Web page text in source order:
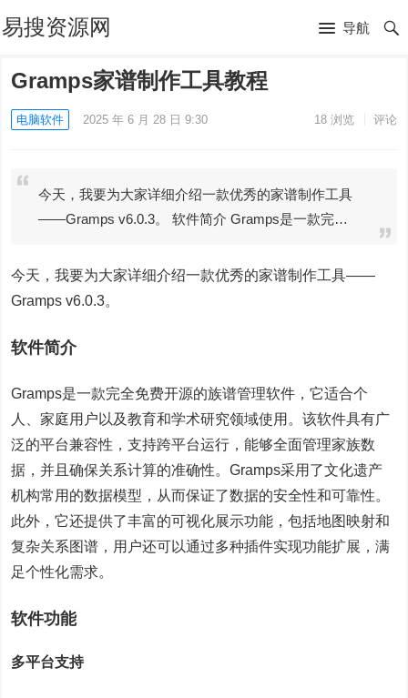
易搜资源网 导航
Gramps家谱制作工具教程
电脑软件 2025 年 6 月 28 日 9:30 18浏览 评论
今天，我要为大家详细介绍一款优秀的家谱制作工具
——Gramps v6.0.3。 软件简介 Gramps是一款完…
今天，我要为大家详细介绍一款优秀的家谱制作工具——
Gramps v6.0.3。
软件简介
Gramps是一款完全免费开源的族谱管理软件，它适合个
人、家庭用户以及教育和学术研究领域使用。该软件具有广
泛的平台兼容性，支持跨平台运行，能够全面管理家族数
据，并且确保关系计算的准确性。Gramps采用了文化遗产
机构常用的数据模型，从而保证了数据的安全性和可靠性。
此外，它还提供了丰富的可视化展示功能，包括地图映射和
复杂关系图谱，用户还可以通过多种插件实现功能扩展，满
足个性化需求。
软件功能
多平台支持